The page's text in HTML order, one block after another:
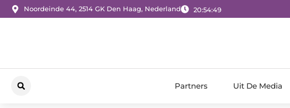
Noordeinde 44, 2514 GK Den Haag, Nederland 20:54:50
Partners Uit De Media